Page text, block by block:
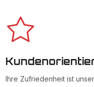
Ihre Zufriedenheit ist